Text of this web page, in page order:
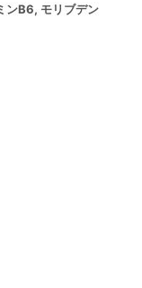
ンB6, モリブデン